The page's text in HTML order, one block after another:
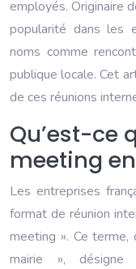
employés. Originaire
popularité dans les
noms comme
publique locale. Cet
de ces réunions
Qu’est-ce
meeting
Les entreprises
format de réunion
meeting ». Ce
mairie »,